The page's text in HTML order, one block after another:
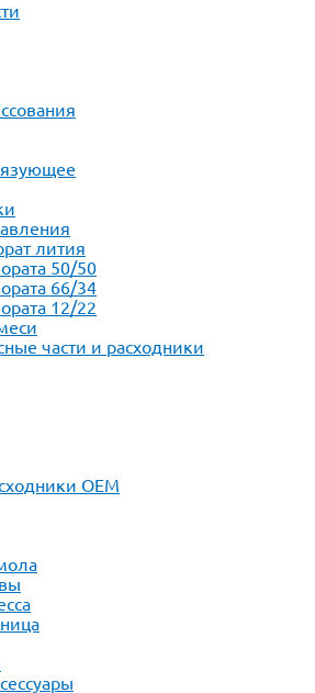
лития
50/50
66/34
12/22
части и расходники
ОЕМ